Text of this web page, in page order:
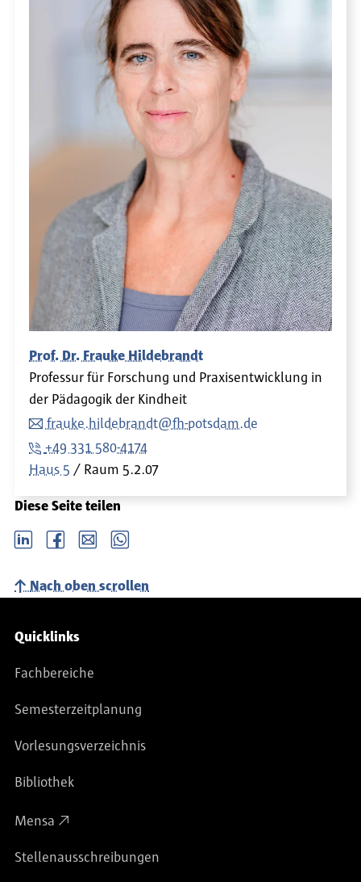
Prof. Dr. Frauke Hildebrandt
Professur für Forschung und Praxisentwicklung in
der Pädagogik der Kindheit
frauke.hildebrandt@fh-potsdam.de
+49 331 580-4174
Haus 5
Raum 5.2.07
Diese Seite teilen
LinkedIn Facebook email Whatsapp
Nach oben scrollen
Service-Navigation
Quicklinks
Fachbereiche
Semesterzeitplanung
Vorlesungsverzeichnis
Bibliothek
Mensa
Stellenausschreibungen